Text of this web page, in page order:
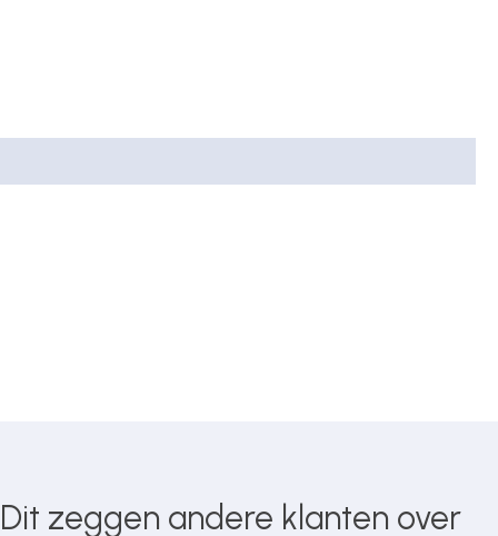
Dit zeggen andere klanten over